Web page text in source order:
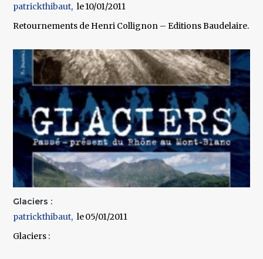
patrickthibaut
10/01/2011
Retournements de Henri Collignon – Editions Baudelaire.
Glaciers :
patrickthibaut
05/01/2011
Glaciers :